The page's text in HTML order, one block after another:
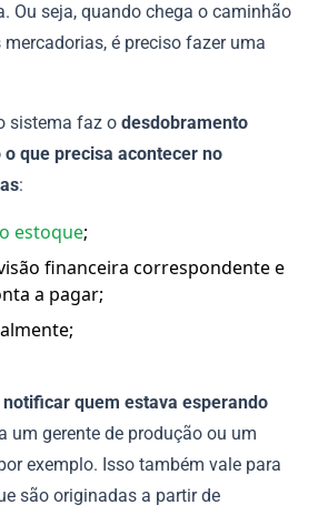
Ou seja, quando chega o caminhão
é preciso fazer uma
sistema faz o desdobramento
que precisa acontecer no
:
estoque;
financeira correspondente e
a pagar;
notificar quem estava esperando
um gerente de produção ou um
exemplo. Isso também vale para
são originadas a partir de